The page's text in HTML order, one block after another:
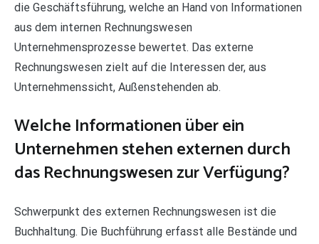
die Geschäftsführung, welche an Hand von Informationen
aus dem internen Rechnungswesen
Unternehmensprozesse bewertet. Das externe
Rechnungswesen zielt auf die Interessen der, aus
Unternehmenssicht, Außenstehenden ab.
Welche Informationen über ein
Unternehmen stehen externen durch
das Rechnungswesen zur Verfügung?
Schwerpunkt des externen Rechnungswesen ist die
Buchhaltung. Die Buchführung erfasst alle Bestände und